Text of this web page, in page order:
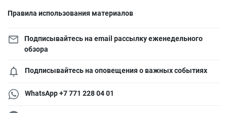
Правила использования материалов
Подписывайтесь на email рассылку еженедельного
обзора
Подписывайтесь на оповещения о важных событиях
WhatsApp +7 771 228 04 01